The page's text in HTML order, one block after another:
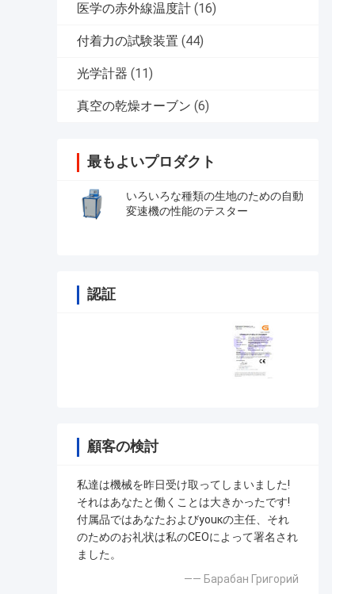
医学の赤外線温度計 (16)
付着力の試験装置 (44)
光学計器 (11)
真空の乾燥オーブン (6)
最もよいプロダクト
いろいろな種類の生地のための自動
変速機の性能のテスター
認証
顧客の検討
私達は機械を昨日受け取ってしまいました!
それはあなたと働くことは大きかったです!
付属品ではあなたおよびyouкの主任、それ
のためのお礼状は私のCEOによって署名され
ました。
—— Барабан Григорий